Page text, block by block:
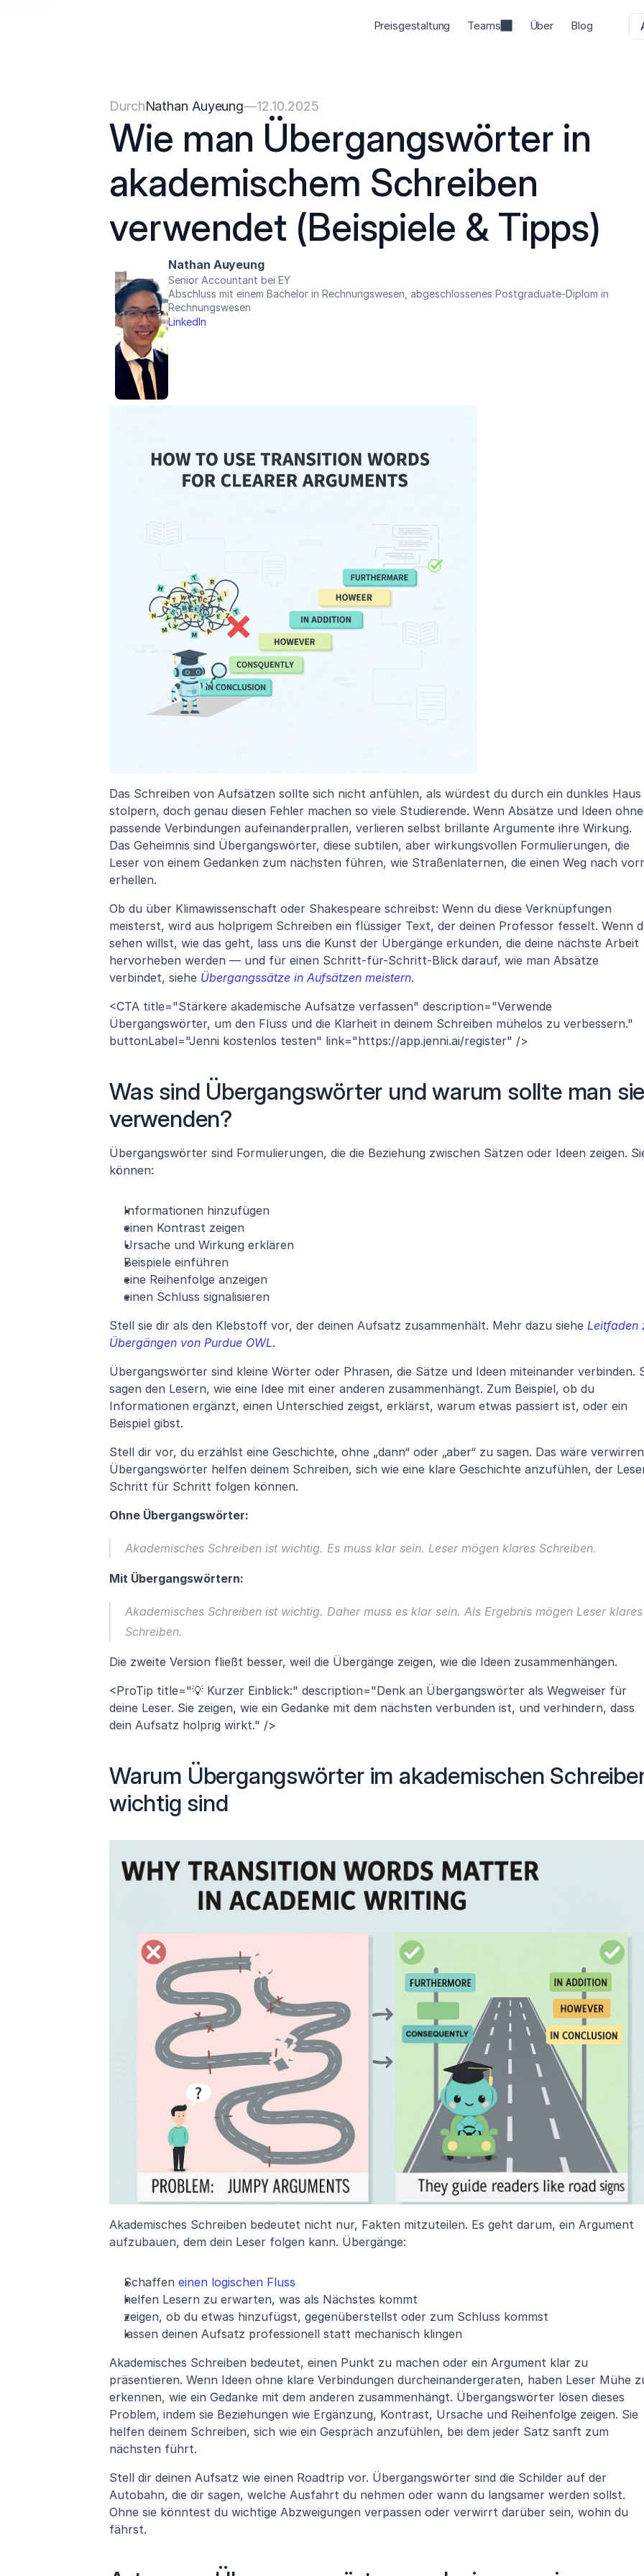
Preisgestaltung Teams Über Blog
DurchNathan Auyeung—12.10.2025
Wie man Übergangswörter in
akademischem Schreiben
verwendet (Beispiele & Tipps)
Nathan Auyeung
Senior Accountant bei EY
Abschluss mit einem Bachelor in Rechnungswesen, abgeschlossenes Postgraduate-Diplom in
Rechnungswesen
LinkedIn
Das Schreiben von Aufsätzen sollte sich nicht anfühlen, als würdest du durch ein dunkles Haus
stolpern, doch genau diesen Fehler machen so viele Studierende. Wenn Absätze und Ideen ohne
passende Verbindungen aufeinanderprallen, verlieren selbst brillante Argumente ihre Wirkung.
Das Geheimnis sind Übergangswörter, diese subtilen, aber wirkungsvollen Formulierungen, die
Leser von einem Gedanken zum nächsten führen, wie Straßenlaternen, die einen Weg nach
erhellen.
Ob du über Klimawissenschaft oder Shakespeare schreibst: Wenn du diese Verknüpfungen
meisterst, wird aus holprigem Schreiben ein flüssiger Text, der deinen Professor fesselt. Wenn
sehen willst, wie das geht, lass uns die Kunst der Übergänge erkunden, die deine nächste Arbeit
hervorheben werden — und für einen Schritt-für-Schritt-Blick darauf, wie man Absätze
verbindet, siehe Übergangssätze in Aufsätzen meistern.
<CTA title="Stärkere akademische Aufsätze verfassen" description="Verwende
Übergangswörter, um den Fluss und die Klarheit in deinem Schreiben mühelos zu verbessern."
buttonLabel="Jenni kostenlos testen" link="https://app.jenni.ai/register" />
Was sind Übergangswörter und warum sollte man
verwenden?
Übergangswörter sind Formulierungen, die die Beziehung zwischen Sätzen oder Ideen zeigen.
können:
Informationen hinzufügen
einen Kontrast zeigen
Ursache und Wirkung erklären
Beispiele einführen
eine Reihenfolge anzeigen
einen Schluss signalisieren
Stell sie dir als den Klebstoff vor, der deinen Aufsatz zusammenhält. Mehr dazu siehe Leitfaden
Übergängen von Purdue OWL.
Übergangswörter sind kleine Wörter oder Phrasen, die Sätze und Ideen miteinander verbinden.
sagen den Lesern, wie eine Idee mit einer anderen zusammenhängt. Zum Beispiel, ob du
Informationen ergänzt, einen Unterschied zeigst, erklärst, warum etwas passiert ist, oder ein
Beispiel gibst.
Stell dir vor, du erzählst eine Geschichte, ohne „dann“ oder „aber“ zu sagen. Das wäre
Übergangswörter helfen deinem Schreiben, sich wie eine klare Geschichte anzufühlen, der
Schritt für Schritt folgen können.
Ohne Übergangswörter:
Akademisches Schreiben ist wichtig. Es muss klar sein. Leser mögen klares Schreiben.
Mit Übergangswörtern:
Akademisches Schreiben ist wichtig. Daher muss es klar sein. Als Ergebnis mögen Leser klares
Schreiben.
Die zweite Version fließt besser, weil die Übergänge zeigen, wie die Ideen zusammenhängen.
<ProTip title="💡 Kurzer Einblick:" description="Denk an Übergangswörter als Wegweiser für
deine Leser. Sie zeigen, wie ein Gedanke mit dem nächsten verbunden ist, und verhindern, dass
dein Aufsatz holprig wirkt." />
Warum Übergangswörter im akademischen
wichtig sind
Akademisches Schreiben bedeutet nicht nur, Fakten mitzuteilen. Es geht darum, ein Argument
aufzubauen, dem dein Leser folgen kann. Übergänge:
Schaffen einen logischen Fluss
helfen Lesern zu erwarten, was als Nächstes kommt
zeigen, ob du etwas hinzufügst, gegenüberstellst oder zum Schluss kommst
lassen deinen Aufsatz professionell statt mechanisch klingen
Akademisches Schreiben bedeutet, einen Punkt zu machen oder ein Argument klar zu
präsentieren. Wenn Ideen ohne klare Verbindungen durcheinandergeraten, haben Leser Mühe
erkennen, wie ein Gedanke mit dem anderen zusammenhängt. Übergangswörter lösen dieses
Problem, indem sie Beziehungen wie Ergänzung, Kontrast, Ursache und Reihenfolge zeigen. Sie
helfen deinem Schreiben, sich wie ein Gespräch anzufühlen, bei dem jeder Satz sanft zum
nächsten führt.
Stell dir deinen Aufsatz wie einen Roadtrip vor. Übergangswörter sind die Schilder auf der
Autobahn, die dir sagen, welche Ausfahrt du nehmen oder wann du langsamer werden sollst.
Ohne sie könntest du wichtige Abzweigungen verpassen oder verwirrt darüber sein, wohin du
fährst.